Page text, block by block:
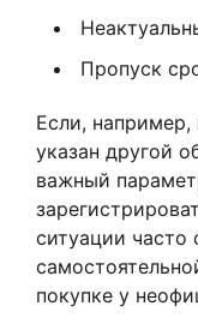
Пропуск
Если, например,
указан другой
важный
ситуации часто
покупке у